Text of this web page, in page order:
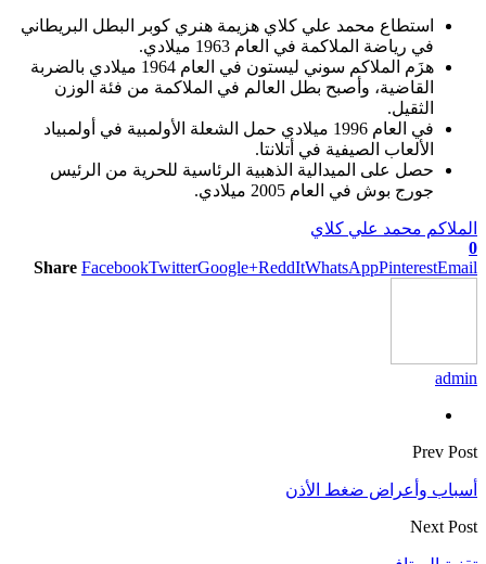
استطاع محمد علي كلاي هزيمة هنري كوبر البطل البريطاني
في رياضة الملاكمة في العام 1963 ميلادي.
هزَم الملاكم سوني ليستون في العام 1964 ميلادي بالضربة
القاضية، وأصبح بطل العالم في الملاكمة من فئة الوزن
الثقيل.
في العام 1996 ميلادي حمل الشعلة الأولمبية في أولمبياد
الألعاب الصيفية في أتلانتا.
حصل على الميدالية الذهبية الرئاسية للحرية من الرئيس
جورج بوش في العام 2005 ميلادي.
الملاكم محمد علي كلاي
0
Share FacebookTwitterGoogle+ReddItWhatsAppPinterestEmail
admin
Prev Post
أسباب وأعراض ضغط الأذن
Next Post